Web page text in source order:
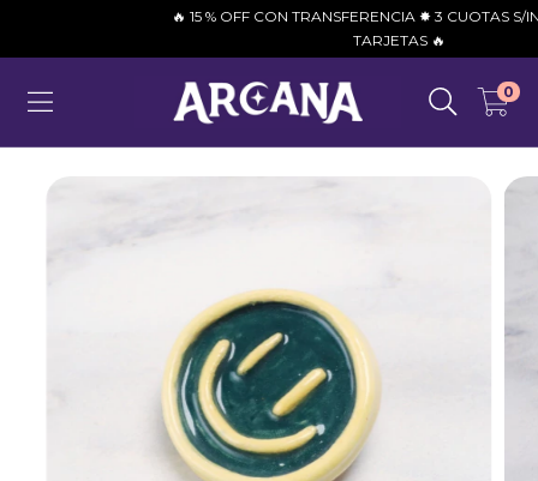
🔥 15 % OFF CON TRANSFERENCIA ✸ 3 CUOTAS S/
TARJETAS 🔥
0